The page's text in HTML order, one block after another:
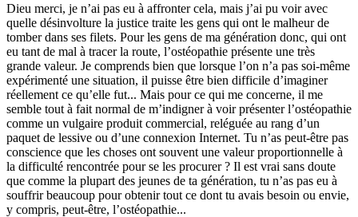
Dieu merci, je n’ai pas eu à affronter cela, mais j’ai pu voir avec
quelle désinvolture la justice traite les gens qui ont le malheur de
tomber dans ses filets. Pour les gens de ma génération donc, qui ont
eu tant de mal à tracer la route, l’ostéopathie présente une très
grande valeur. Je comprends bien que lorsque l’on n’a pas soi-même
expérimenté une situation, il puisse être bien difficile d’imaginer
réellement ce qu’elle fut... Mais pour ce qui me concerne, il me
semble tout à fait normal de m’indigner à voir présenter l’ostéopathie
comme un vulgaire produit commercial, reléguée au rang d’un
paquet de lessive ou d’une connexion Internet. Tu n’as peut-être pas
conscience que les choses ont souvent une valeur proportionnelle à
la difficulté rencontrée pour se les procurer ? Il est vrai sans doute
que comme la plupart des jeunes de ta génération, tu n’as pas eu à
souffrir beaucoup pour obtenir tout ce dont tu avais besoin ou envie,
y compris, peut-être, l’ostéopathie...